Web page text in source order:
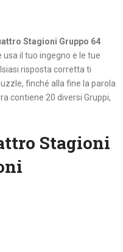
Stagioni Gruppo 64
usa il tuo ingegno e le tue
risposta corretta ti
finché alla fine la parola
contiene 20 diversi Gruppi,
Stagioni